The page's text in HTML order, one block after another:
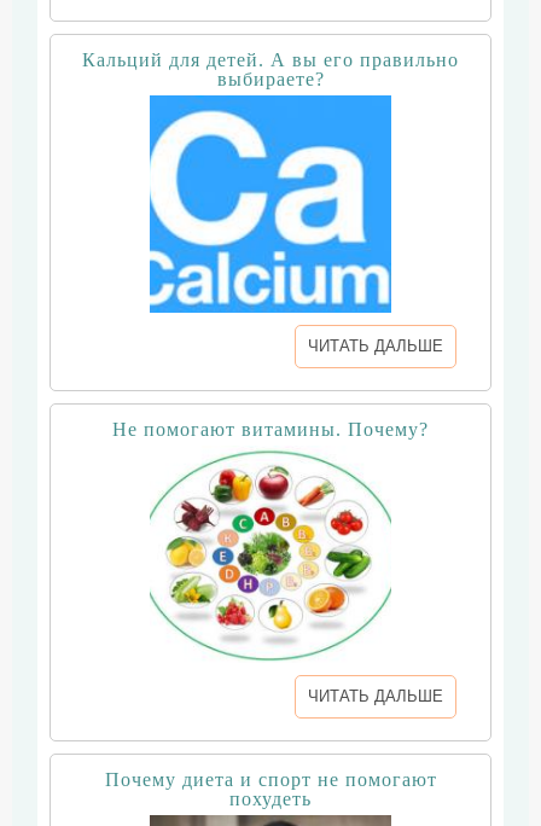
Кальций для детей. А вы его правильно
выбираете?
ЧИТАТЬ ДАЛЬШЕ
Не помогают витамины. Почему?
ЧИТАТЬ ДАЛЬШЕ
Почему диета и спорт не помогают
похудеть